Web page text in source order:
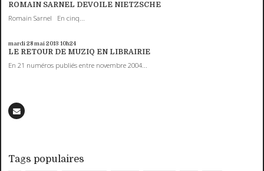
ROMAIN SARNEL DEVOILE NIETZSCHE
Romain Sarnel En cinq...
mardi 28mai 2013 10h24
LE RETOUR DE MUZIQ EN LIBRAIRIE
En 21 numéros publiés entre novembre 2004...
Tags populaires